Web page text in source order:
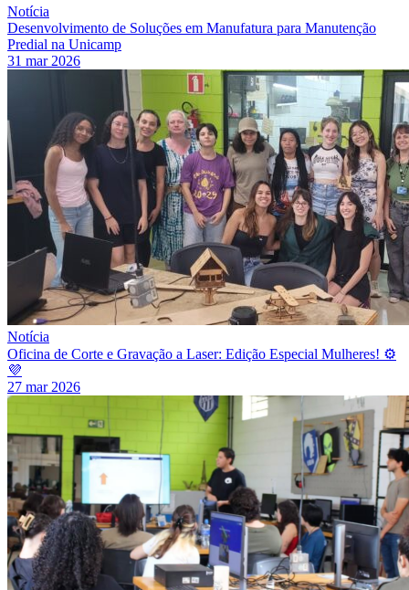
Notícia
Desenvolvimento de Soluções em Manufatura para Manutenção
Predial na Unicamp
31 mar 2026
Notícia
Oficina de Corte e Gravação a Laser: Edição Especial Mulheres! ⚙️
💜
27 mar 2026